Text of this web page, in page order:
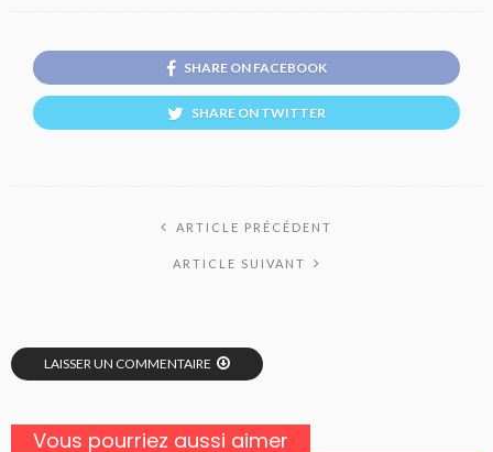
SHARE ON FACEBOOK
SHARE ON TWITTER
ARTICLE PRÉCÉDENT
ARTICLE SUIVANT
LAISSER UN COMMENTAIRE
Vous pourriez aussi aimer